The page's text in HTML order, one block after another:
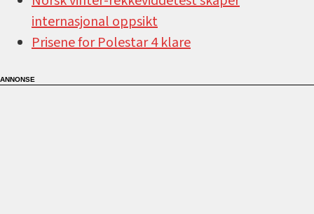
internasjonal oppsikt
Prisene for Polestar 4 klare